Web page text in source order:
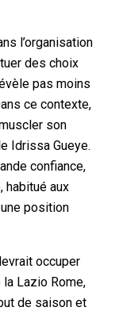
l’organisation
des choix
pas moins
ce contexte,
son
Idrissa Gueye.
confiance,
habitué aux
position
occuper
la Lazio Rome,
de saison et